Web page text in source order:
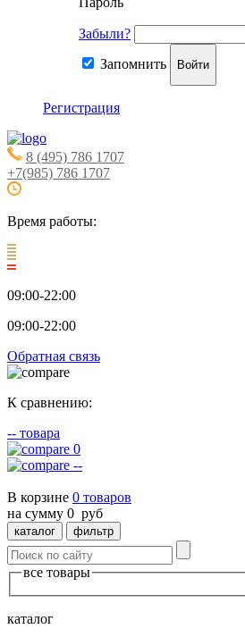
Забыли?
Запомнить Войти
Регистрация
8 (495) 786 1707
+7(985) 786 1707
Время работы:
09:00-22:00
09:00-22:00
Обратная связь
К сравнению:
-- товара
0
--
В корзине 0 товаров
на сумму 0 руб
каталог фильтр
все товары
каталог